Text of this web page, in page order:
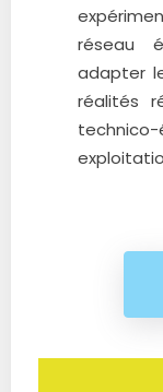
réseau
adapter
réalités